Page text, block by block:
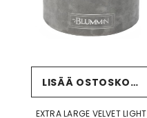
LISÄÄ OSTOSKORIIN
EXTRA LARGE VELVET LIGHT